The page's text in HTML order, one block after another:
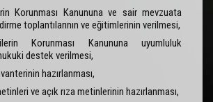
Korunması Kanununa ve sair mevzuata
toplantılarının ve eğitimlerinin verilmesi,
Korunması Kanununa uyumluluk
destek verilmesi,
hazırlanması,
ve açık rıza metinlerinin hazırlanması,